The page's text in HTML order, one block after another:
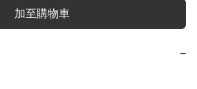
加至購物車
−